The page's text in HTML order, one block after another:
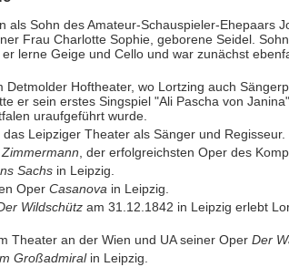
als Sohn des Amateur-Schauspieler-Ehepaars
Frau Charlotte Sophie, geborene Seidel.
lerne Geige und Cello und war zunächst
Detmolder Hoftheater, wo Lortzing auch
er sein erstes Singspiel "Ali Pascha von
uraufgeführt wurde.
Leipziger Theater als Sänger und Regisseur.
, der erfolgreichsten Oper des
Sachsin Leipzig.
OperCasanova in Leipzig.
Wildschützam 31.12.1842 in Leipzig erlebt
Theater an der Wien und UA seiner Oper Der
Großadmiralin Leipzig.